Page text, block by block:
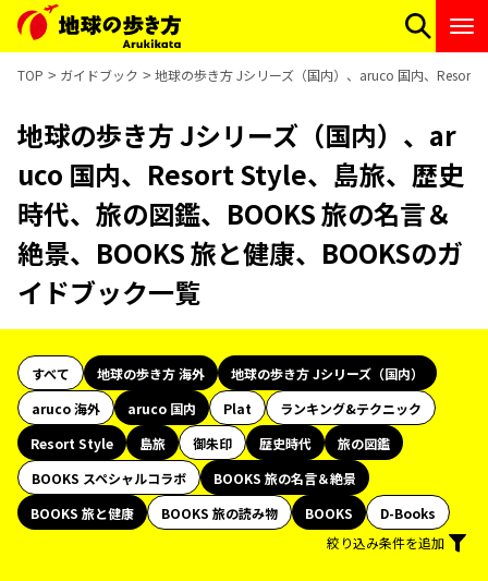
TOP ガイドブック 地球の歩き方 Jシリーズ（国内）、aruco 国内、Resort
地球の歩き方 Jシリーズ（国内）、ar
uco 国内、Resort Style、島旅、歴史
時代、旅の図鑑、BOOKS 旅の名言＆
絶景、BOOKS 旅と健康、BOOKSのガ
イドブック一覧
すべて 地球の歩き方 海外
地球の歩き方 Jシリーズ（国内）
aruco 海外
aruco 国内 Plat
ランキング&テクニック
Resort Style
島旅 御朱印 歴史時代
旅の図鑑
BOOKS スペシャルコラボ
BOOKS 旅の名言＆絶景
BOOKS 旅と健康
BOOKS 旅の読み物 BOOKS
D-Books
絞り込み条件を追加